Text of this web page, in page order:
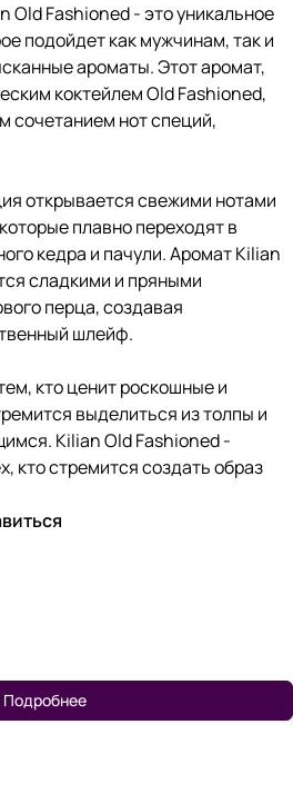
Fashioned - это уникальное
подойдет как мужчинам, так и
ароматы. Этот аромат,
коктейлем Old Fashioned,
сочетанием нот специй,
открывается свежими нотами
плавно переходят в
кедра и пачули. Аромат Kilian
сладкими и пряными
перца, создавая
шлейф.
кто ценит роскошные и
выделиться из толпы и
Kilian Old Fashioned -
кто стремится создать образ
Подробнее